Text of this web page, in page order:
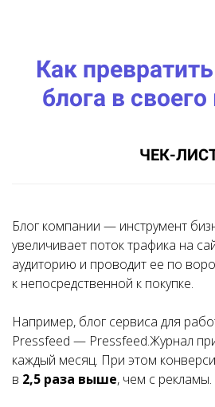
Как
блога в
ЧЕК-
Блог компании — инструмент
увеличивает поток трафика на
аудиторию и проводит ее по
к непосредственной к покупке.
Например, блог сервиса для
Pressfeed — Pressfeed.Журнал
каждый месяц. При этом
в 2,5 раза выше, чем с рекламы.